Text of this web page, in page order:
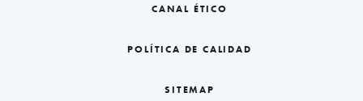
CANAL ÉTICO
POLÍTICA DE CALIDAD
SITEMAP